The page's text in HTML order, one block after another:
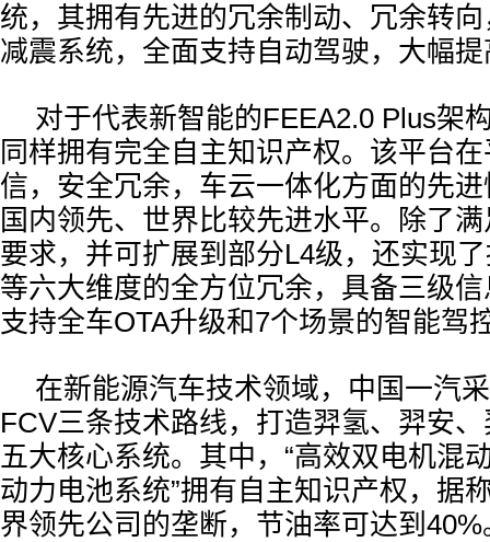
统，其拥有先进的冗余制动、冗余转
减震系统，全面支持自动驾驶，大幅
对于代表新智能的FEEA2.0 Plus架
同样拥有完全自主知识产权。该平台
信，安全冗余，车云一体化方面的先
国内领先、世界比较先进水平。除了
要求，并可扩展到部分L4级，还实现
等六大维度的全方位冗余，具备三级
支持全车OTA升级和7个场景的智能驾
在新能源汽车技术领域，中国一汽
FCV三条技术路线，打造羿氢、羿安
五大核心系统。其中，“高效双电机混
动力电池系统”拥有自主知识产权，据
界领先公司的垄断，节油率可达到